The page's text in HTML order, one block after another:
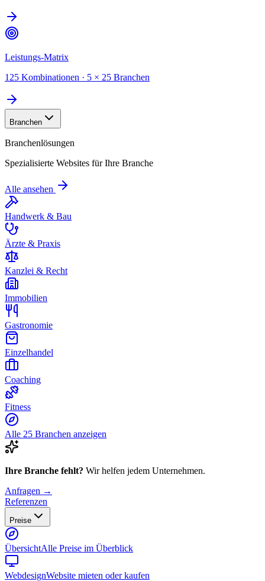
Leistungs-Matrix
125 Kombinationen · 5 × 25 Branchen
Branchen
Branchenlösungen
Spezialisierte Websites für Ihre Branche
Alle ansehen
Handwerk & Bau
Ärzte & Praxis
Kanzlei & Recht
Immobilien
Gastronomie
Einzelhandel
Coaching
Fitness
Alle 25 Branchen anzeigen
Ihre Branche fehlt? Wir helfen jedem Unternehmen.
Anfragen →
Referenzen
Preise
ÜbersichtAlle Preise im Überblick
WebdesignWebsite mieten oder kaufen